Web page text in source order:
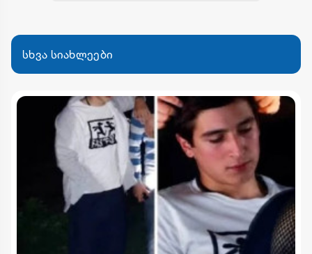
სხვა სიახლეები